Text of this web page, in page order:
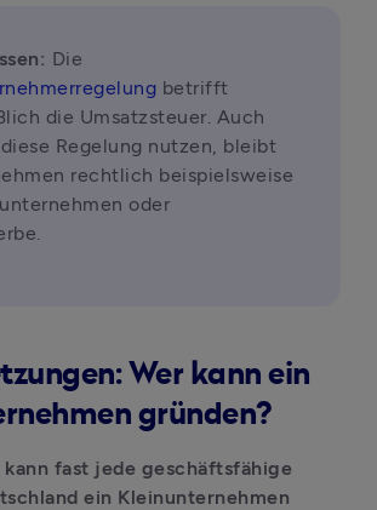
betrifft
die Umsatzsteuer. Auch
Regelung nutzen, bleibt
rechtlich beispielsweise
oder
Wer kann ein
gründen?
fast jede geschäftsfähige
ein Kleinunternehmen